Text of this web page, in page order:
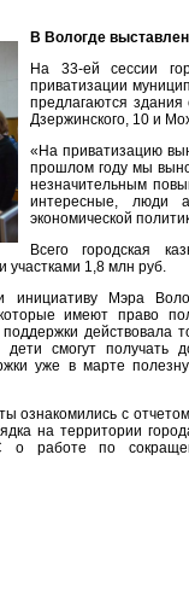
В Вологде
На 33-ей сессии
приватизации
предлагаются
Дзержинского, 10 и
«На приватизацию
прошлом году мы
незначительным
интересные, люди
экономической
Всего городская
участками 1,8 млн руб.
инициативу Мэра
имеют право
действовала
смогут получать
уже в марте
ознакомились с
на территории
о работе по